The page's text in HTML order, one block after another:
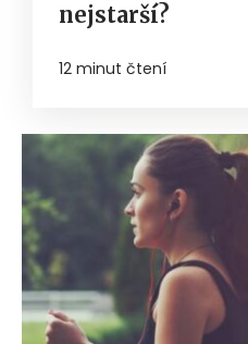
nejstarší?
12 minut čtení